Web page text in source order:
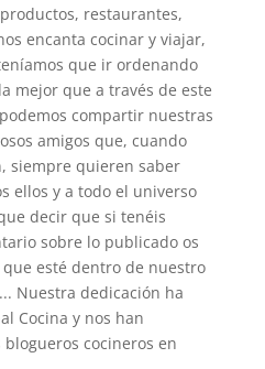
restaurantes,
encanta cocinar y viajar,
que ir ordenando
mejor que a través de este
compartir nuestras
amigos que, cuando
siempre quieren saber
ellos y a todo el universo
decir que si tenéis
sobre lo publicado os
esté dentro de nuestro
Nuestra dedicación ha
Cocina y nos han
cocineros en